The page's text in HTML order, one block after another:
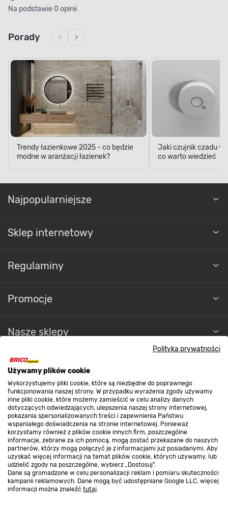
Polityka prywatności
Używamy plików cookie
Wykorzystujemy pliki cookie, które są niezbędne do poprawnego
funkcjonowania naszej strony. W przypadku wyrażenia zgody używamy
inne pliki cookie, które możemy zamieścić w celu analizy danych
dotyczących odwiedzających, ulepszenia naszej strony internetowej,
pokazania spersonalizowanych treści i zapewnienia Państwu
wspaniałego doświadczenia na stronie internetowej. Ponieważ
korzystamy również z plików cookie innych firm, poszczególne
informacje, zebrane za ich pomocą, mogą zostać przekazane do naszych
partnerów, którzy mogą połączyć je z informacjami już posiadanymi. Aby
uzyskać więcej informacji na temat plików cookie, których używamy, lub
udzielić zgody na poszczególne, wybierz „Dostosuj”.
Dane są gromadzone w celu personalizacji reklam i pomiaru skuteczności
kampanii reklamowych. Dane mogą być udostępniane Google LLC, więcej
informacji można znaleźć tutaj.
Na podstawie 0 opinii
Porady
Trendy łazienkowe 2025 - co będzie
modne w aranżacji łazienek?
Jaki czujnik czadu
co warto wiedzieć
Najpopularniejsze
Sklep internetowy
Regulaminy
Promocje
Nasze sklepy
O nas
Kontakt do sklepu
Strefa biznesu
Dołącz do nas